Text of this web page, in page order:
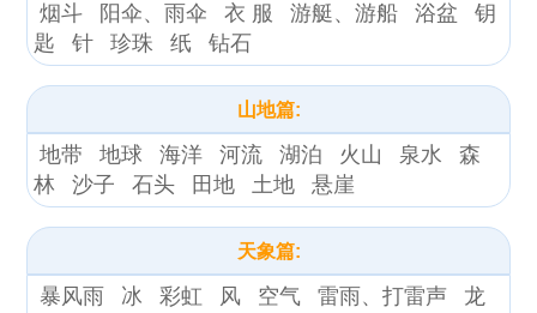
烟斗
阳伞、雨伞 衣 服 游艇、游船 浴盆
钥
匙
针 珍珠 纸 钻石
山地篇:
地带 地球 海洋 河流 湖泊 火山 泉水
森
林
沙子 石头 田地 土地 悬崖
天象篇:
暴风雨 冰 彩虹 风 空气 雷雨、打雷声
龙